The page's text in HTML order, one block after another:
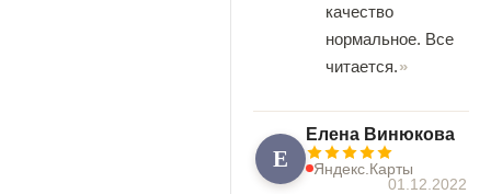
качество
нормальное. Все
читается.
Е
Елена Винюкова
Яндекс.Карты
01.12.2022